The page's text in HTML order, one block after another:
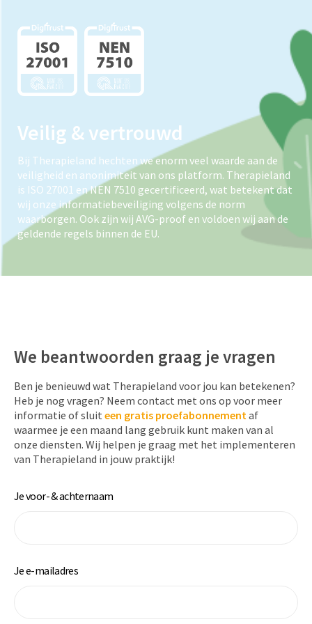
Veilig & vertrouwd
Bij Therapieland hechten we enorm veel waarde aan de
veiligheid en anonimiteit van ons platform. Therapieland
is ISO 27001 en NEN 7510 gecertificeerd, wat betekent dat
wij onze informatiebeveiliging volgens de norm
waarborgen. Ook zijn wij AVG-proof en voldoen wij aan de
geldende regels binnen de EU.
We beantwoorden graag je vragen
Ben je benieuwd wat Therapieland voor jou kan betekenen?
Heb je nog vragen? Neem contact met ons op voor meer
informatie of sluit een gratis proefabonnementaf
waarmee je een maand lang gebruik kunt maken van al
onze diensten. Wij helpen je graag met het implementeren
van Therapieland in jouw praktijk!
Je voor- & achternaam
Je e-mailadres